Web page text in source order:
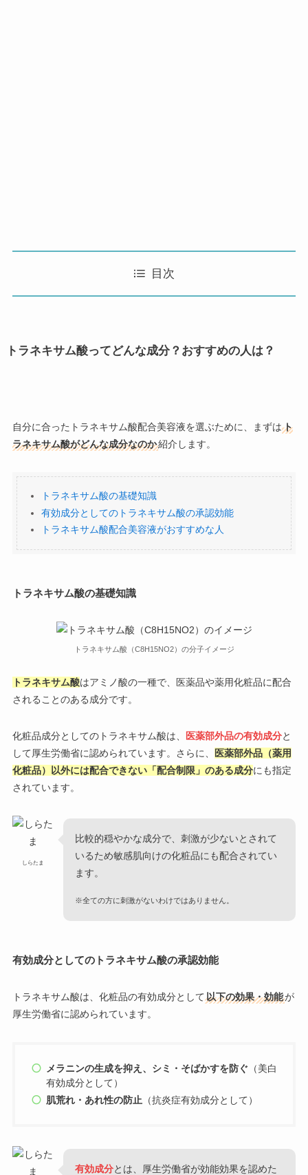
目次
トラネキサム酸ってどんな成分？おすすめの人は？
自分に合ったトラネキサム酸配合美容液を選ぶために、まずはト
ラネキサム酸がどんな成分なのか紹介します。
トラネキサム酸の基礎知識
有効成分としてのトラネキサム酸の承認効能
トラネキサム酸配合美容液がおすすめな人
トラネキサム酸の基礎知識
トラネキサム酸（C8H15NO2）の分子イメージ
トラネキサム酸はアミノ酸の一種で、医薬品や薬用化粧品に配合
されることのある成分です。
化粧品成分としてのトラネキサム酸は、 医薬部外品の有効成分と
して厚生労働省に認められています。さらに、
医薬部外品（薬用
化粧品）以外には配合できない「配合制限」のある成分にも指定
されています。
しらたま
比較的穏やかな成分で、刺激が少ないとされて
いるため敏感肌向けの化粧品にも配合されてい
ます。
※全ての方に刺激がないわけではありません。
有効成分としてのトラネキサム酸の承認効能
トラネキサム酸は、化粧品の有効成分として 以下の効果・効能が
厚生労働省に認められています。
メラニンの生成を抑え、シミ・そばかすを防ぐ （美白
有効成分として）
肌荒れ・あれ性の防止 （抗炎症有効成分として）
有効成分とは、厚生労働省が効能効果を認めた